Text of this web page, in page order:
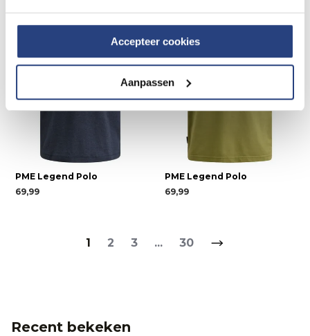
Accepteer cookies
Aanpassen
PME Legend Polo
69,99
PME Legend Polo
69,99
1 2 3 ... 30
Recent bekeken